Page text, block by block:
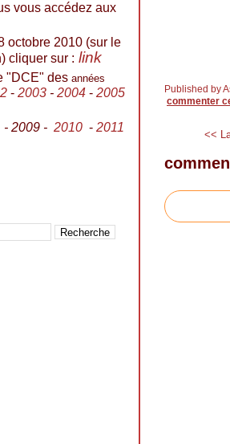
vous accédez aux
octobre 2010 (sur le
cliquer sur : link
"DCE" des années
- 2003 - 2004 - 2005
- 2009 - 2010 - 2011
Published by
commenter
<<